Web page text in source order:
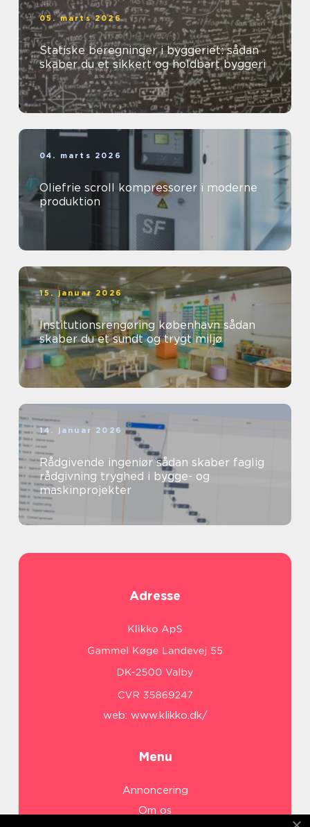
05. marts 2026
Statiske beregninger i byggeriet: sådan
skaber du et sikkert og holdbart byggeri
04. marts 2026
Oliefrie scroll kompressorer i moderne
produktion
15. januar 2026
Institutionsrengøring københavn sådan
skaber du et sundt og trygt miljø
14. januar 2026
Rådgivende ingeniør sådan skaber faglig
rådgivning tryghed i bygge- og
maskinprojekter
Adresse
web: www.klikko.dk/
Menu
Annoncering
Om os